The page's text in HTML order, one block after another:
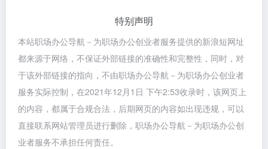
特别声明
本站职场办公导航－为职场办公创业者服务提供的新浪短网址
都来源于网络，不保证外部链接的准确性和完整性，同时，对
于该外部链接的指向，不由职场办公导航－为职场办公创业者
服务实际控制，在2021年12月1日 下午2:53收录时，该网页上
的内容，都属于合规合法，后期网页的内容如出现违规，可以
直接联系网站管理员进行删除，职场办公导航－为职场办公创
业者服务不承担任何责任。